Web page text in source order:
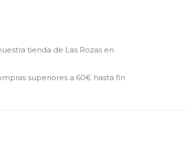
tienda de Las Rozas en
superiores a 60€ hasta fin